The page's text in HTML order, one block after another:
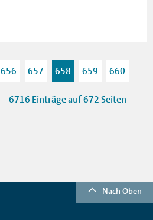
656 657 658 659 660
6716 Einträge auf 672 Seiten
Nach Oben